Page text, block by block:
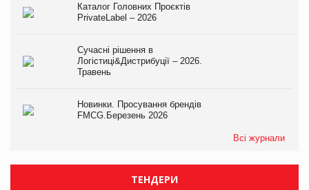
Каталог Головних Проєктів
PrivateLabel – 2026
Сучасні рішення в
Логістиці&Дистрибуції – 2026.
Травень
Новинки. Просування брендів
FMCG.Березень 2026
Всі журнали
ТЕНДЕРИ